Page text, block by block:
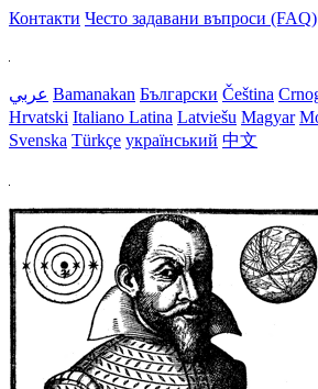
Контакти Често задавани въпроси (FAQ)
عربي Bamanakan Български Čeština
Hrvatski Italiano Latina Latviešu Magyar
Svenska Türkçe український 中文